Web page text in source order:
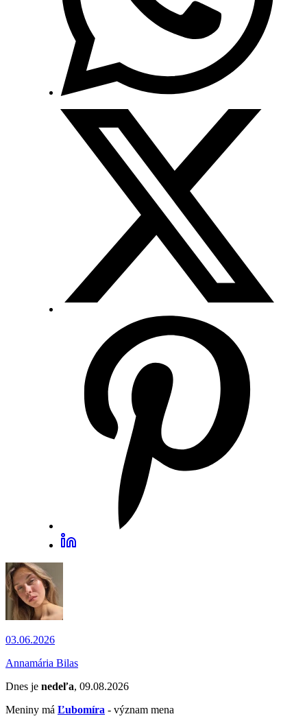
03.06.2026
Annamária Bilas
Dnes je nedeľa, 09.08.2026
Meniny má Ľubomíra - význam mena